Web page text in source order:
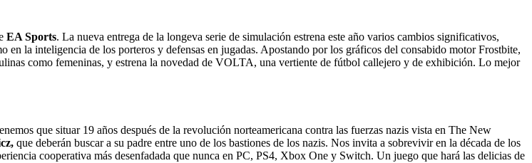
EA Sports. La nueva entrega de la longeva serie de simulación estrena este año varios cambios significativos,
la inteligencia de los porteros y defensas en jugadas. Apostando por los gráficos del consabido motor Frostbite,
como femeninas, y estrena la novedad de VOLTA, una vertiente de fútbol callejero y de exhibición. Lo mejor
que situar 19 años después de la revolución norteamericana contra las fuerzas nazis vista en The New
que deberán buscar a su padre entre uno de los bastiones de los nazis. Nos invita a sobrevivir en la década de los
cooperativa más desenfadada que nunca en PC, PS4, Xbox One y Switch. Un juego que hará las delicias de